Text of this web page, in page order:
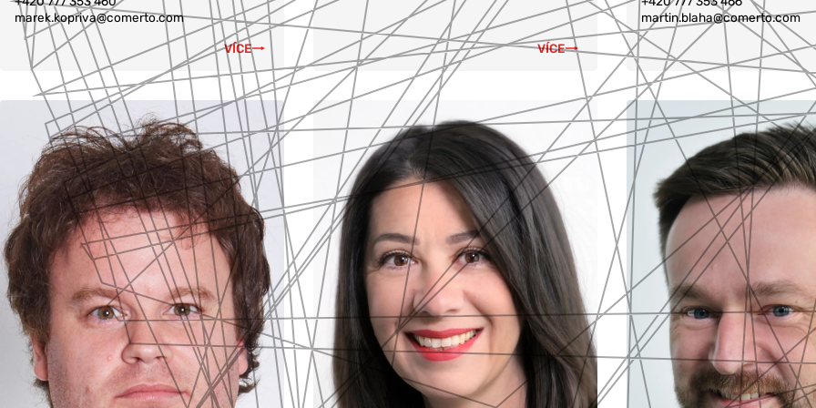
marek.kopriva@comerto.com
VÍCE VÍCE
martin.blaha@comerto.com